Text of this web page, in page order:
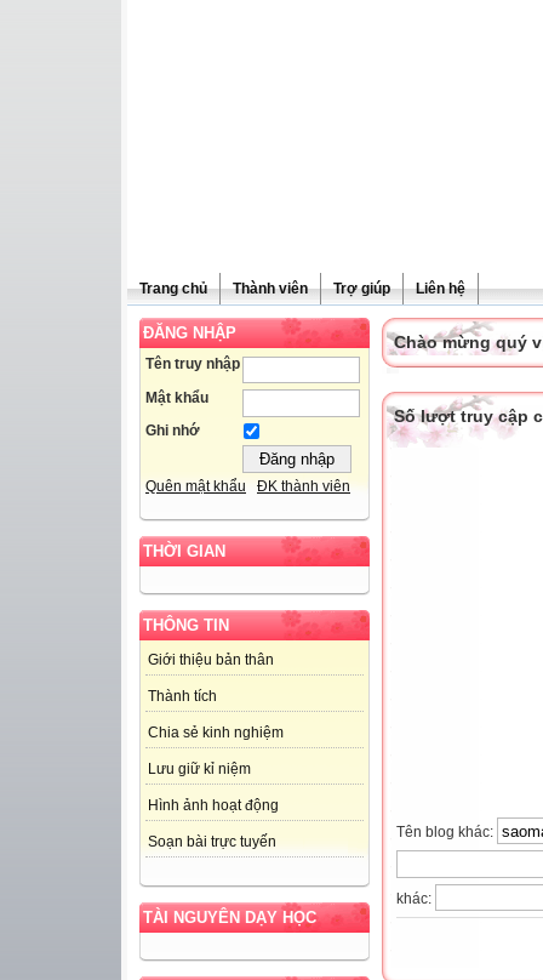
Trang chủ Thành viên Trợ giúp Liên hệ
ĐĂNG NHẬP
Tên truy nhập
Mật khẩu
Ghi nhớ
Quên mật khẩu ĐK thành viên
THỜI GIAN
THÔNG TIN
Giới thiệu bản thân
Thành tích
Chia sẻ kinh nghiệm
Lưu giữ kỉ niệm
Hình ảnh hoạt động
Soạn bài trực tuyến
TÀI NGUYÊN DẠY HỌC
Chào mừng quý
Số lượt truy cập
Tên blog khác:
khác: